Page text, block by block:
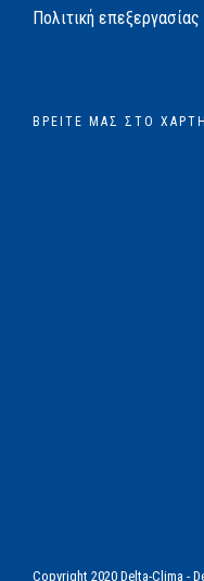
Πολιτική
ΒΡΕΊΤΕ ΜΑΣ ΣΤΟ ΧΆΡΤΗ
Copyright 2020 Delta-Clima -